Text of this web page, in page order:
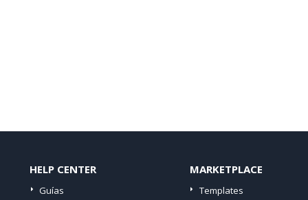
HELP CENTER
Guías
MARKETPLACE
Templates